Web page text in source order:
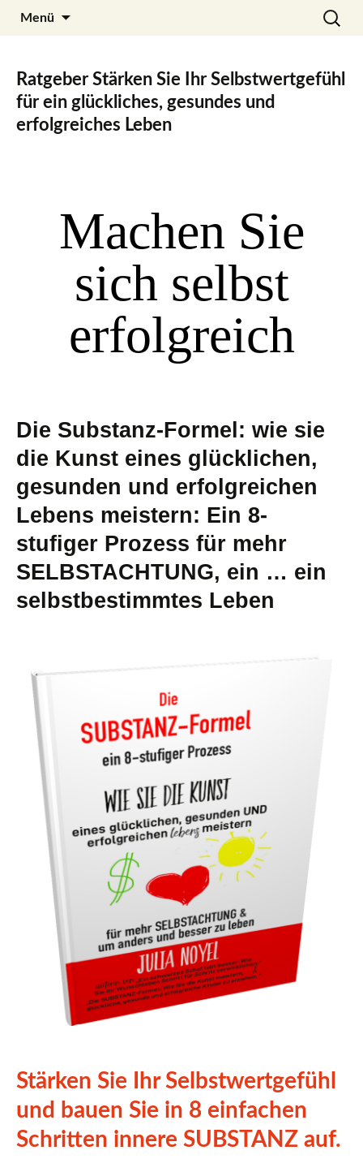
Julia Noyel
Menü
Search
for:
Ratgeber Stärken Sie Ihr Selbstwertgefühl
für ein glückliches, gesundes und
erfolgreiches Leben
Machen Sie
sich selbst
erfolgreich
Die Substanz-Formel: wie sie
die Kunst eines glücklichen,
gesunden und erfolgreichen
Lebens meistern: Ein 8-
stufiger Prozess für mehr
SELBSTACHTUNG, ein … ein
selbstbestimmtes Leben
Stärken Sie Ihr Selbstwertgefühl
und bauen Sie in 8 einfachen
Schritten innere SUBSTANZ auf.